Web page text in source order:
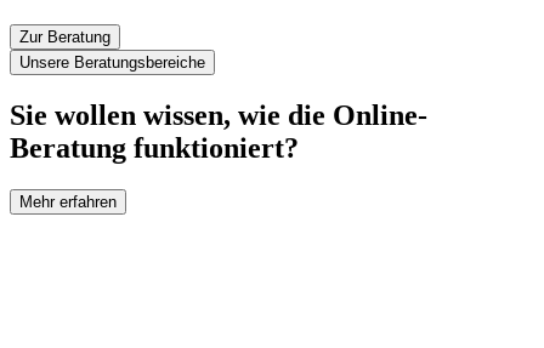
Zur Beratung
Unsere Beratungsbereiche
Sie wollen wissen, wie die Online-
Beratung funktioniert?
Mehr erfahren